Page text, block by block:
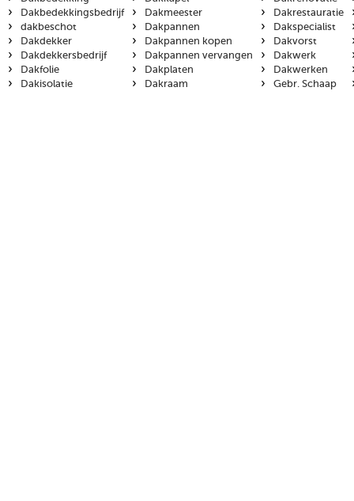
› Dakbedekkingsbedrijf
› dakbeschot
› Dakdekker
› Dakdekkersbedrijf
› Dakfolie
› Dakisolatie
› Dakmeester
› Dakpannen
› Dakpannen kopen
› Dakpannen vervangen
› Dakplaten
› Dakraam
› Dakrestauratie
› Dakspecialist
› Dakvorst
› Dakwerk
› Dakwerken
› Gebr. Schaap